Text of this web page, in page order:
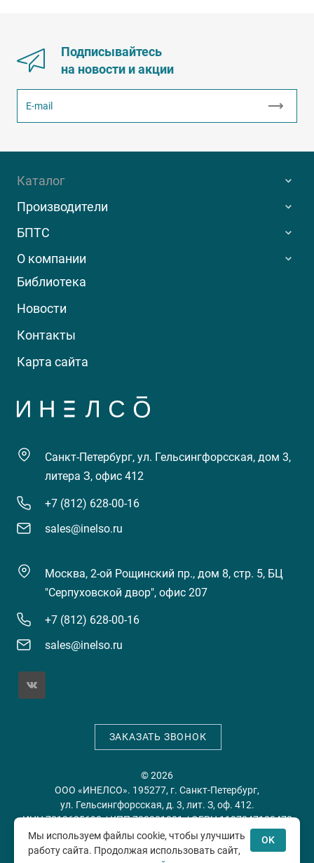
Подписывайтесь
на новости и акции
Каталог
Производители
БПТС
О компании
Библиотека
Новости
Контакты
Карта сайта
Санкт-Петербург, ул. Гельсингфорсская, дом 3,
литера З, офис 412
+7 (812) 628-00-16
sales@inelso.ru
Москва, 2-ой Рощинский пр., дом 8, стр. 5, БЦ
"Серпуховской двор", офис 207
+7 (812) 628-00-16
sales@inelso.ru
ЗАКАЗАТЬ ЗВОНОК
© 2026
ООО «ИНЕЛСО». 195277, г. Санкт-Петербург,
ул. Гельсингфорсская, д. 3, лит. З, оф. 412.
ИНН 7813635698 / КПП 780201001 / ОГРН 1197847128478
Мы используем файлы cookie, чтобы улучшить
работу сайта. Продолжая использовать сайт,
OK